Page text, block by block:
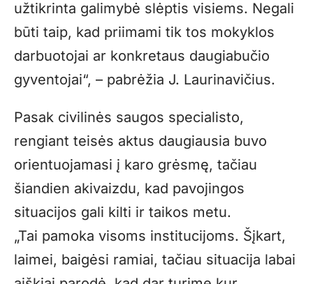
užtikrinta galimybė slėptis visiems. Negali
būti taip, kad priimami tik tos mokyklos
darbuotojai ar konkretaus daugiabučio
gyventojai“, – pabrėžia J. Laurinavičius.
Pasak civilinės saugos specialisto,
rengiant teisės aktus daugiausia buvo
orientuojamasi į karo grėsmę, tačiau
šiandien akivaizdu, kad pavojingos
situacijos gali kilti ir taikos metu.
„Tai pamoka visoms institucijoms. Šįkart,
laimei, baigėsi ramiai, tačiau situacija labai